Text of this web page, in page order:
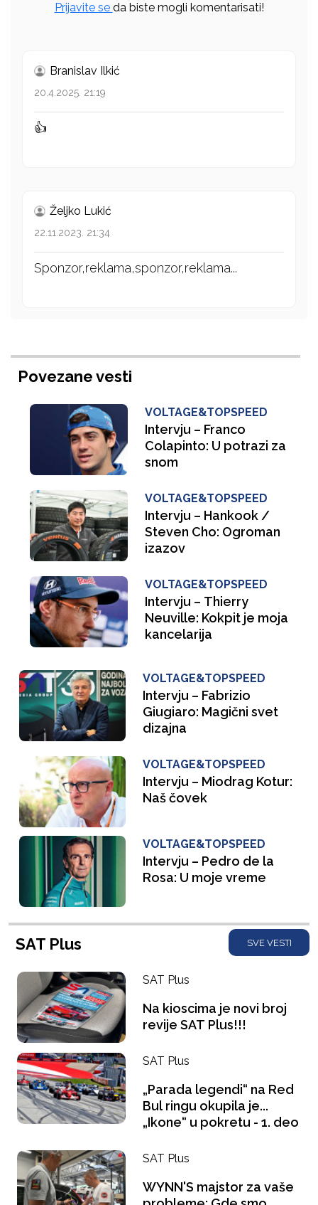
Prijavite se da biste mogli komentarisati!
Branislav Ilkić
20.4.2025. 21:19
👍
Željko Lukić
22.11.2023. 21:34
Sponzor,reklama,sponzor,reklama...
Povezane vesti
VOLTAGE&TOPSPEED
Intervju – Franco
Colapinto: U potrazi za
snom
VOLTAGE&TOPSPEED
Intervju – Hankook /
Steven Cho: Ogroman
izazov
VOLTAGE&TOPSPEED
Intervju – Thierry
Neuville: Kokpit je moja
kancelarija
VOLTAGE&TOPSPEED
Intervju – Fabrizio
Giugiaro: Magični svet
dizajna
VOLTAGE&TOPSPEED
Intervju – Miodrag Kotur:
Naš čovek
VOLTAGE&TOPSPEED
Intervju – Pedro de la
Rosa: U moje vreme
SAT Plus SVE VESTI
SAT Plus
Na kioscima je novi broj
revije SAT Plus!!!
SAT Plus
„Parada legendi“ na Red
Bul ringu okupila je...
„Ikone“ u pokretu - 1. deo
SAT Plus
WYNN'S majstor za vaše